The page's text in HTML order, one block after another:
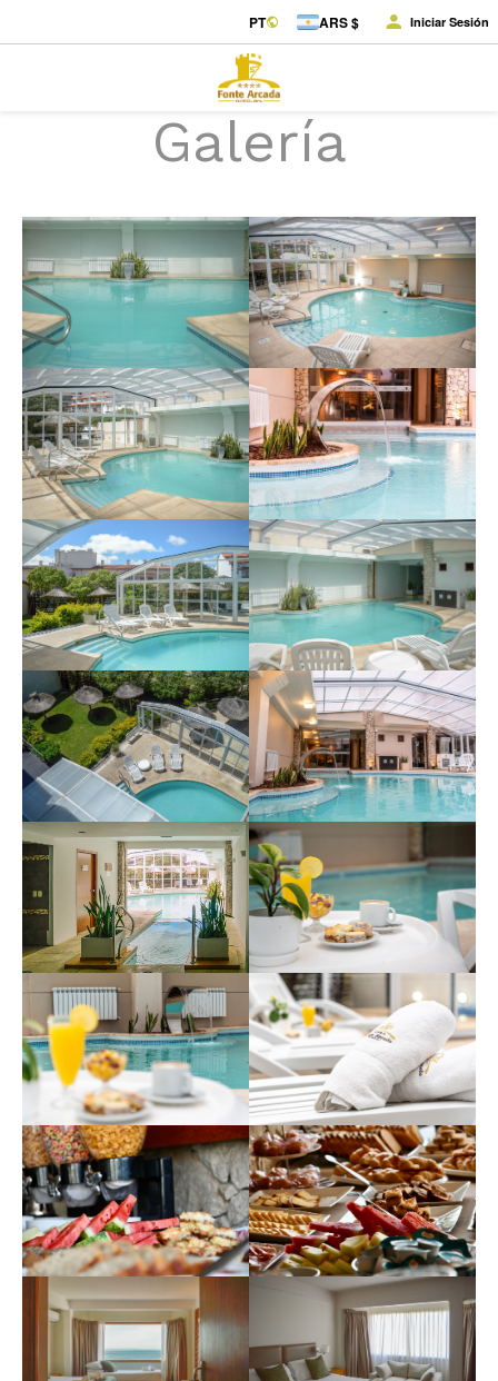
PT ARS $ Iniciar Sesión
Galería